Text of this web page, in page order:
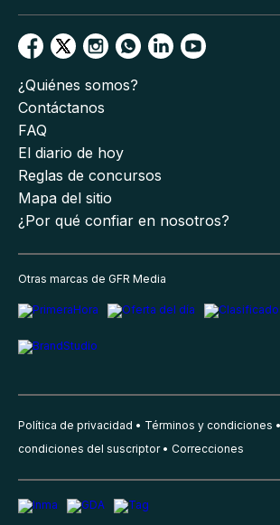
¿Quiénes somos?
Contáctanos
FAQ
El diario de hoy
Reglas de concursos
Mapa del sitio
¿Por qué confiar en nosotros?
Otras marcas de GFR Media
Política de privacidad Términos y condiciones
condiciones del suscriptor
Correcciones